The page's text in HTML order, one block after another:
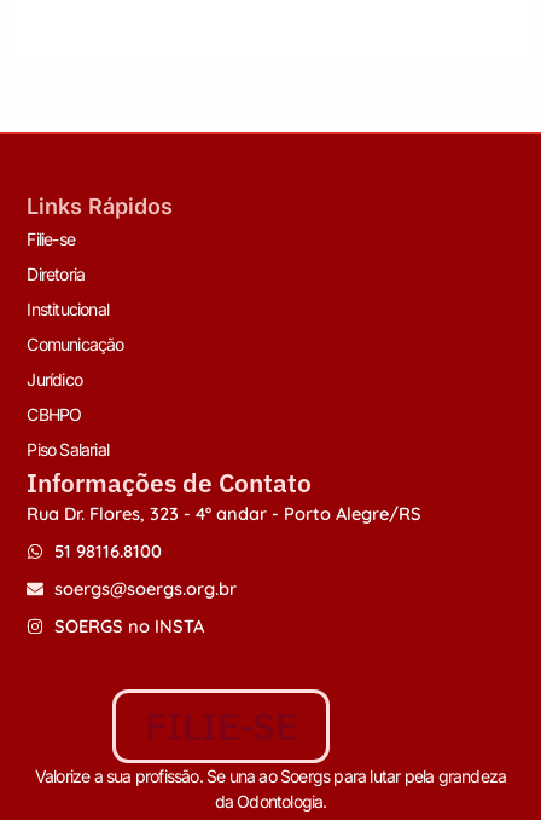
Links Rápidos
Filie-se
Diretoria
Institucional
Comunicação
Jurídico
CBHPO
Piso Salarial
Informações de Contato
Rua Dr. Flores, 323 - 4º andar - Porto Alegre/RS
51 98116.8100
soergs@soergs.org.br
SOERGS no INSTA
FILIE-SE
Valorize a sua profissão. Se una ao Soergs para lutar pela grandeza
da Odontologia.